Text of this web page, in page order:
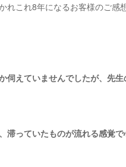
れこれ8年になるお客様のご感
伺えていませんでしたが、先
滞っていたものが流れる感覚で